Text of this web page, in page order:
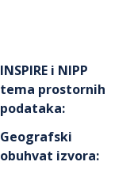
INSPIRE i NIPP
tema prostornih
podataka:
Geografski
obuhvat izvora: